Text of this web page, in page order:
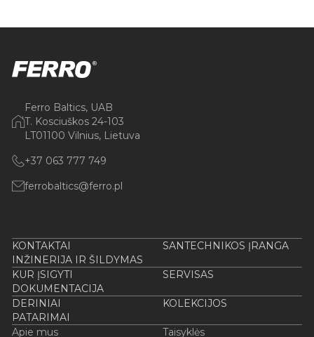
Ferro Baltics, UAB
T. Kosciuškos 24-103
LT01100 Vilnius, Lietuva
+37 063 777 749
ferrobaltics@ferro.pl
KONTAKTAI
SANTECHNIKOS ĮRANGA
INŽINERIJA IR ŠILDYMAS
KUR ĮSIGYTI
SERVISAS
DOKUMENTACIJA
DERINIAI
KOLEKCIJOS
PATARIMAI
Apie mus
Taisyklės